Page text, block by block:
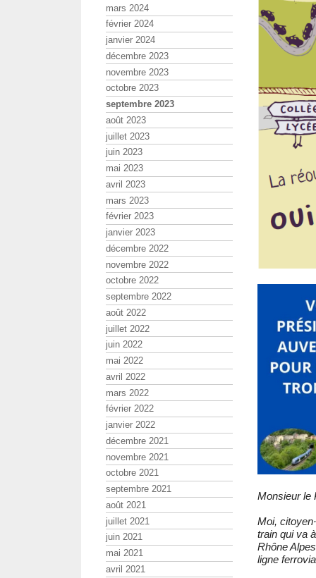
Monsieur le
Moi,
train qui va
Rhône
ligne
mars 2024
février 2024
janvier 2024
décembre 2023
novembre 2023
octobre 2023
septembre 2023
août 2023
juillet 2023
juin 2023
mai 2023
avril 2023
mars 2023
février 2023
janvier 2023
décembre 2022
novembre 2022
octobre 2022
septembre 2022
août 2022
juillet 2022
juin 2022
mai 2022
avril 2022
mars 2022
février 2022
janvier 2022
décembre 2021
novembre 2021
octobre 2021
septembre 2021
août 2021
juillet 2021
juin 2021
mai 2021
avril 2021